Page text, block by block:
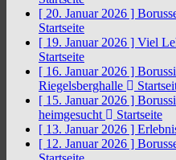
[ 20. Januar 2026 ]
Startseite
[ 19. Januar 2026 ] Viel
Startseite
[ 16. Januar 2026 ]
Riegelsberghalle
[ 15. Januar 2026 ]
heimgesucht
Startseite
[ 13. Januar 2026 ]
[ 12. Januar 2026 ]